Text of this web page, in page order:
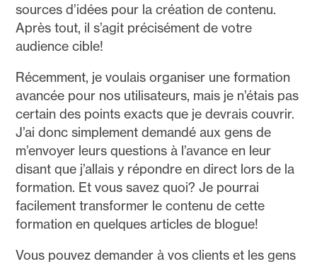
sources d’idées pour la création de contenu.
Après tout, il s’agit précisément de votre
audience cible!
Récemment, je voulais organiser une formation
avancée pour nos utilisateurs, mais je n’étais pas
certain des points exacts que je devrais couvrir.
J’ai donc simplement demandé aux gens de
m’envoyer leurs questions à l’avance en leur
disant que j’allais y répondre en direct lors de la
formation. Et vous savez quoi? Je pourrai
facilement transformer le contenu de cette
formation en quelques articles de blogue!
Vous pouvez demander à vos clients et les gens